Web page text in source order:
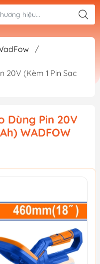
/
20V (Kèm 1 Pin Sạc
Dùng Pin 20V
WADFOW